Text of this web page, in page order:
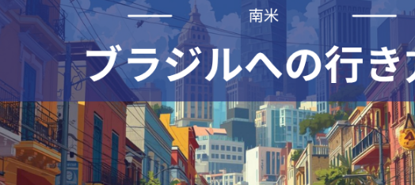
Trip.com) 海外航空券1%OFFクーポン TRIP2
Trip.com) タイ旅行 最大50%OFFセール
Trip.com) ホテル 1,500円OFFクーポン
楽天トラベル) 海外ツアー 最大10,000円OFFクーポン
Trip.com) 航空券 1,500円OFFクーポン
Trip.com) NY/ロンドン/タイ ホテル 10%OFFクーポン